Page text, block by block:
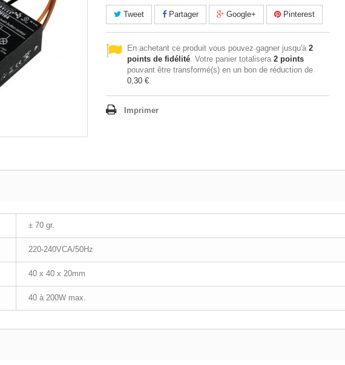
Tweet Partager Google+ Pinterest
En achetant ce produit vous pouvez gagner jusqu'à 2
points de fidélité. Votre panier totalisera 2 points
pouvant être transformé(s) en un bon de réduction de
0,30 €.
Imprimer
± 70 gr.
220-240VCA/50Hz
40 x 40 x 20mm
40 à 200W max.